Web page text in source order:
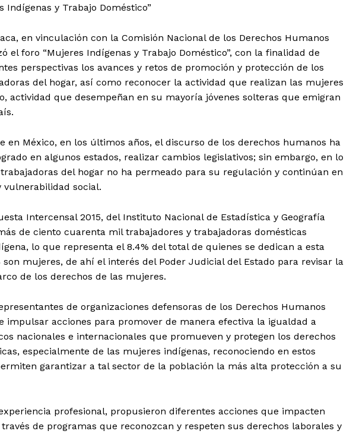
Indígenas y Trabajo Doméstico”
en vinculación con la Comisión Nacional de los Derechos Humanos
el foro “Mujeres Indígenas y Trabajo Doméstico”, con la finalidad de
perspectivas los avances y retos de promoción y protección de los
del hogar, así como reconocer la actividad que realizan las mujeres
actividad que desempeñan en su mayoría jóvenes solteras que emigran
en México, en los últimos años, el discurso de los derechos humanos ha
en algunos estados, realizar cambios legislativos; sin embargo, en lo
del hogar no ha permeado para su regulación y continúan en
vulnerabilidad social.
Intercensal 2015, del Instituto Nacional de Estadística y Geografía
de ciento cuarenta mil trabajadores y trabajadoras domésticas
lo que representa el 8.4% del total de quienes se dedican a esta
mujeres, de ahí el interés del Poder Judicial del Estado para revisar la
de los derechos de las mujeres.
de organizaciones defensoras de los Derechos Humanos
impulsar acciones para promover de manera efectiva la igualdad a
nacionales e internacionales que promueven y protegen los derechos
especialmente de las mujeres indígenas, reconociendo en estos
garantizar a tal sector de la población la más alta protección a su
profesional, propusieron diferentes acciones que impacten
de programas que reconozcan y respeten sus derechos laborales y